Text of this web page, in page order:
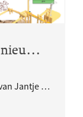
De Daltonstraat krijgt een nieuwe speelplek!
Vanuit de Gezonde Buurten Projecten van Jantje Beton maken we hier in samenwerkingen met Jantje Be..